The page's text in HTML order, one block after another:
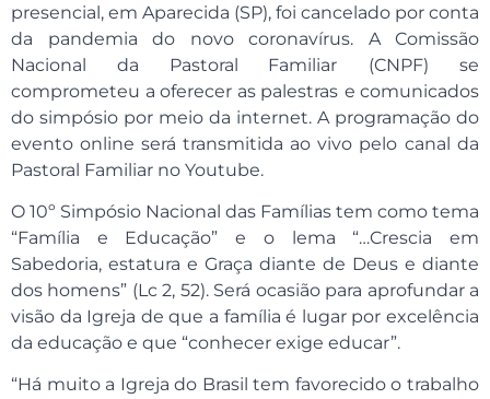
presencial, em Aparecida (SP), foi cancelado por conta
da pandemia do novo coronavírus. A Comissão
Nacional da Pastoral Familiar
(CNPF) se
comprometeu a oferecer as palestras e comunicados
do simpósio por meio da internet. A programação do
evento online será transmitida ao vivo pelo canal da
Pastoral Familiar no Youtube.
O 10º Simpósio Nacional das Famílias tem como tema
“Família e Educação” e o lema “…Crescia em
Sabedoria, estatura e Graça diante de Deus e diante
dos homens” (Lc 2, 52). Será ocasião para aprofundar a
visão da Igreja de que a família é lugar por excelência
da educação e que “conhecer exige educar”.
“Há muito a Igreja do Brasil tem favorecido o trabalho